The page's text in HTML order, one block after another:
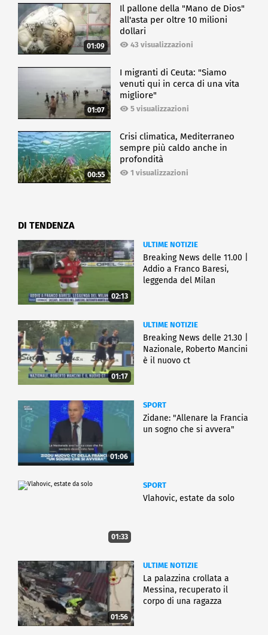
01:09
Il pallone della "Mano de Dios"
all'asta per oltre 10 milioni
dollari
43 visualizzazioni
01:07
I migranti di Ceuta: "Siamo
venuti qui in cerca di una vita
migliore"
5 visualizzazioni
00:55
Crisi climatica, Mediterraneo
sempre più caldo anche in
profondità
1 visualizzazioni
DI TENDENZA
02:13
ULTIME NOTIZIE
Breaking News delle 11.00 |
Addio a Franco Baresi,
leggenda del Milan
01:17
ULTIME NOTIZIE
Breaking News delle 21.30 |
Nazionale, Roberto Mancini
è il nuovo ct
01:06
SPORT
Zidane: "Allenare la Francia
un sogno che si avvera"
01:33
SPORT
Vlahovic, estate da solo
01:56
ULTIME NOTIZIE
La palazzina crollata a
Messina, recuperato il
corpo di una ragazza